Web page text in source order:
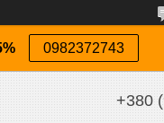
0982372743
+380